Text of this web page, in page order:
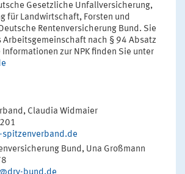
Gesetzliche Unfallversicherung,
für Landwirtschaft, Forsten und
Rentenversicherung Bund. Sie
Arbeitsgemeinschaft nach § 94 Absatz
Informationen zur NPK finden Sie unter
Claudia Widmaier
spitzenverband.de
Bund, Una Großmann